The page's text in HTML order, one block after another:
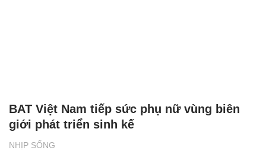
NHỊP SỐNG
BAT Việt Nam tiếp sức phụ nữ vùng biên
giới phát triển sinh kế